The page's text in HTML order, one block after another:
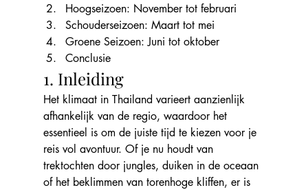
Hoogseizoen: November tot februari
Schouderseizoen: Maart tot mei
Groene Seizoen: Juni tot oktober
Conclusie
1. Inleiding
Het klimaat in Thailand varieert aanzienlijk
afhankelijk van de regio, waardoor het
essentieel is om de juiste tijd te kiezen voor je
reis vol avontuur. Of je nu houdt van
trektochten door jungles, duiken in de oceaan
of het beklimmen van torenhoge kliffen, er is